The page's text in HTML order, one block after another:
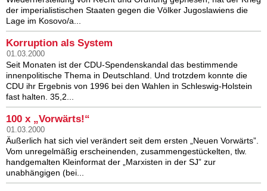
der imperialistischen Staaten gegen die Völker Jugoslawiens die
Lage im Kosovo/a...
Korruption als System
01.03.2000
Seit Monaten ist der CDU-Spendenskandal das bestimmende
innenpolitische Thema in Deutschland. Und trotzdem konnte die
CDU ihr Ergebnis von 1996 bei den Wahlen in Schleswig-Holstein
fast halten. 35,2...
100 x „Vorwärts!“
01.03.2000
Äußerlich hat sich viel verändert seit dem ersten „Neuen Vorwärts”.
Vom unregelmäßig erscheinenden, zusammengestückelten, tlw.
handgemalten Kleinformat der „Marxisten in der SJ” zur
unabhängigen (bei...